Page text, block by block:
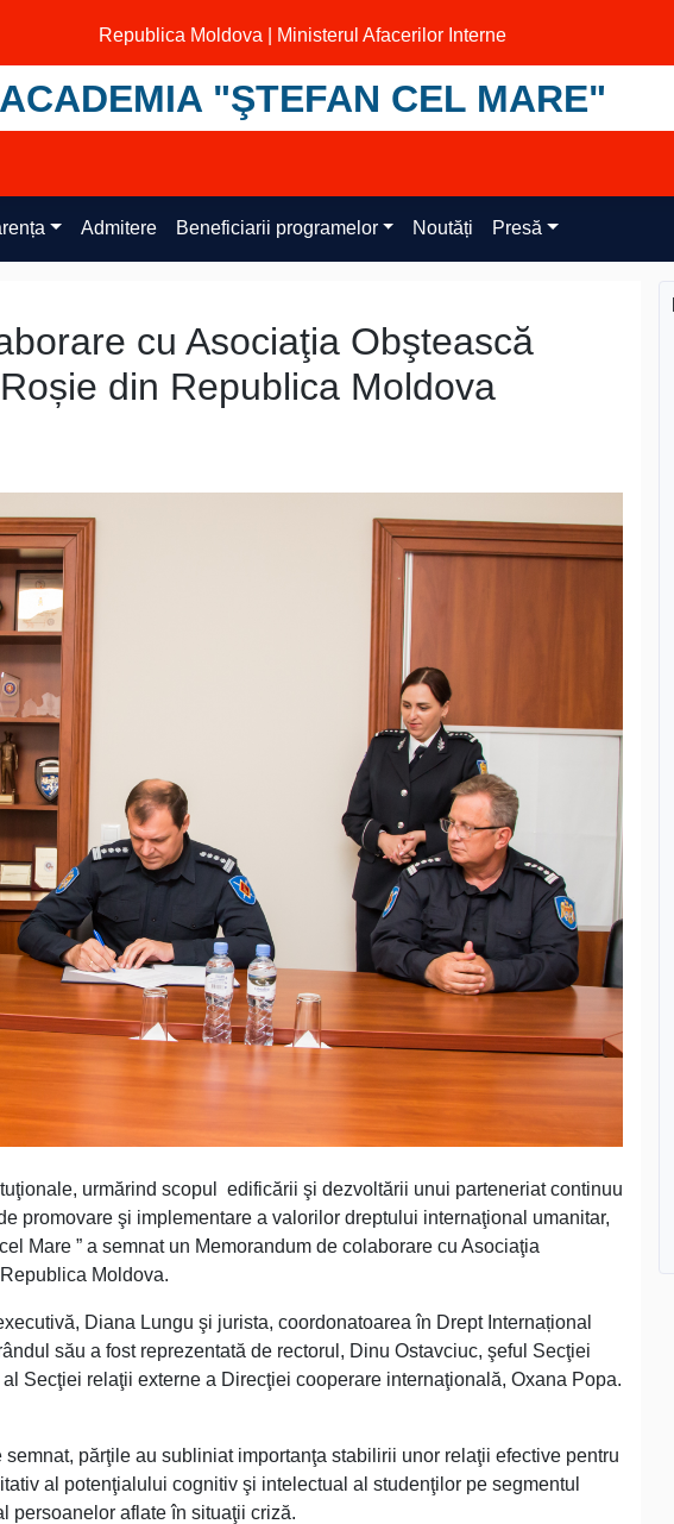
Republica Moldova | Ministerul Afacerilor Interne
ACADEMIA "ŞTEFAN CEL MARE"
Admitere Beneficiarii programelor Noutăți Presă
cu Asociaţia Obştească
din Republica Moldova
urmărind scopul edificării şi dezvoltării unui parteneriat continuu
promovare şi implementare a valorilor dreptului internaţional umanitar,
Mare ” a semnat un Memorandum de colaborare cu Asociaţia
Moldova.
Diana Lungu şi jurista, coordonatoarea în Drept Internațional
său a fost reprezentată de rectorul, Dinu Ostavciuc, şeful Secţiei
Secţiei relaţii externe a Direcţiei cooperare internaţională, Oxana Popa.
părţile au subliniat importanţa stabilirii unor relaţii efective pentru
al potenţialului cognitiv şi intelectual al studenţilor pe segmentul
persoanelor aflate în situaţii criză.